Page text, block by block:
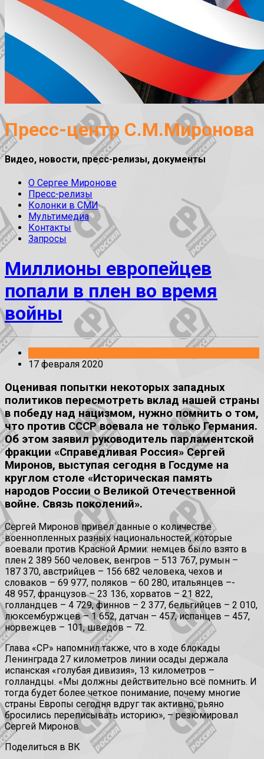
Пресс-центр С.М.Миронова
Видео, новости, пресс-релизы, документы
О Сергее Миронове
Пресс-релизы
Колонки в СМИ
Мультимедиа
Контакты
Запросы
Миллионы европейцев
попали в плен во время
войны
17 февраля 2020
Оценивая попытки некоторых западных
политиков пересмотреть вклад нашей страны
в победу над нацизмом, нужно помнить о том,
что против СССР воевала не только Германия.
Об этом заявил руководитель парламентской
фракции «Справедливая Россия» Сергей
Миронов, выступая сегодня в Госдуме на
круглом столе «Историческая память
народов России о Великой Отечественной
войне. Связь поколений».
Сергей Миронов привел данные о количестве
военнопленных разных национальностей, которые
воевали против Красной Армии: немцев было взято в
плен 2 389 560 человек, венгров – 513 767, румын –
187 370, австрийцев – 156 682 человека, чехов и
словаков – 69 977, поляков – 60 280, итальянцев –-
48 957, французов – 23 136, хорватов – 21 822,
голландцев – 4 729, финнов – 2 377, бельгийцев – 2 010,
люксембуржцев – 1 652, датчан – 457, испанцев – 457,
норвежцев – 101, шведов – 72.
Глава «СР» напомнил также, что в ходе блокады
Ленинграда 27 километров линии осады держала
испанская «голубая дивизия», 13 километров –
голландцы. «Мы должны действительно всё помнить. И
тогда будет более четкое понимание, почему многие
страны Европы сегодня вдруг так активно, рьяно
бросились переписывать историю», – резюмировал
Сергей Миронов.
Поделиться в ВК